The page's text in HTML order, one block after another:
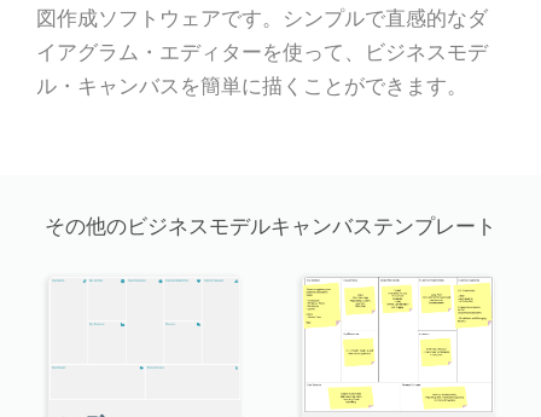
図作成ソフトウェアです。シンプルで直感的なダ
イアグラム・エディターを使って、ビジネスモデ
ル・キャンバスを簡単に描くことができます。
その他のビジネスモデルキャンバステンプレート